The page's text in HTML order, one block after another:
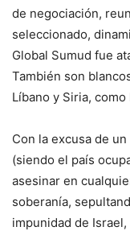
de negociación,
seleccionado,
Global Sumud fue
También son
Líbano y Siria,
Con la excusa de
(siendo el país
asesinar en
soberanía,
impunidad de